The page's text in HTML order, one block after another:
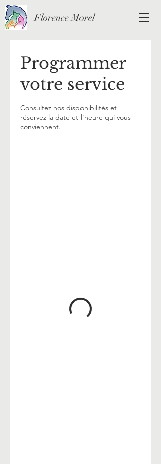
Florence Morel
Programmer
votre service
Consultez nos disponibilités et
réservez la date et l'heure qui vous
conviennent.